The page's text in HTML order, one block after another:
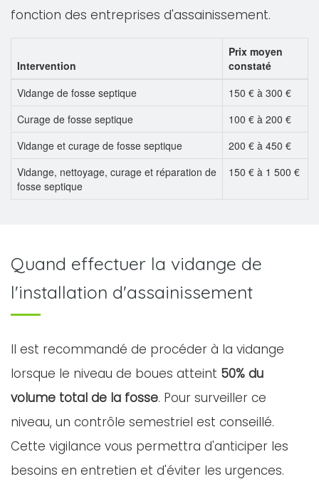
fonction des entreprises d'assainissement.
Intervention
Prix moyen
constaté
Vidange de fosse septique
150 € à 300 €
Curage de fosse septique
100 € à 200 €
Vidange et curage de fosse septique
200 € à 450 €
Vidange, nettoyage, curage et réparation de
fosse septique
150 € à 1 500 €
Quand effectuer la vidange de
l'installation d'assainissement
Il est recommandé de procéder à la vidange
lorsque le niveau de boues atteint 50% du
volume total de la fosse. Pour surveiller ce
niveau, un contrôle semestriel est conseillé.
Cette vigilance vous permettra d'anticiper les
besoins en entretien et d'éviter les urgences.